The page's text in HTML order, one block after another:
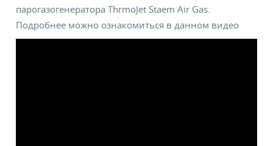
парогазогенератора ThrmoJet Staem Air Gas.
Подробнее можно ознакомиться в данном видео